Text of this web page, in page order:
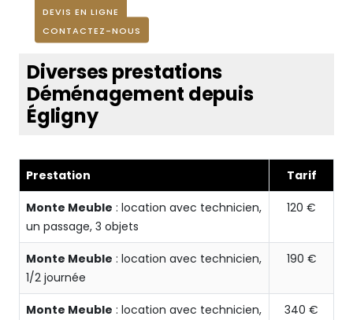
DEVIS EN LIGNE
CONTACTEZ-NOUS
Diverses prestations
Déménagement depuis
Égligny
Prestation Tarif
Monte Meuble : location avec technicien,
un passage, 3 objets
120 €
Monte Meuble : location avec technicien,
1/2 journée
190 €
Monte Meuble : location avec technicien,
340 €